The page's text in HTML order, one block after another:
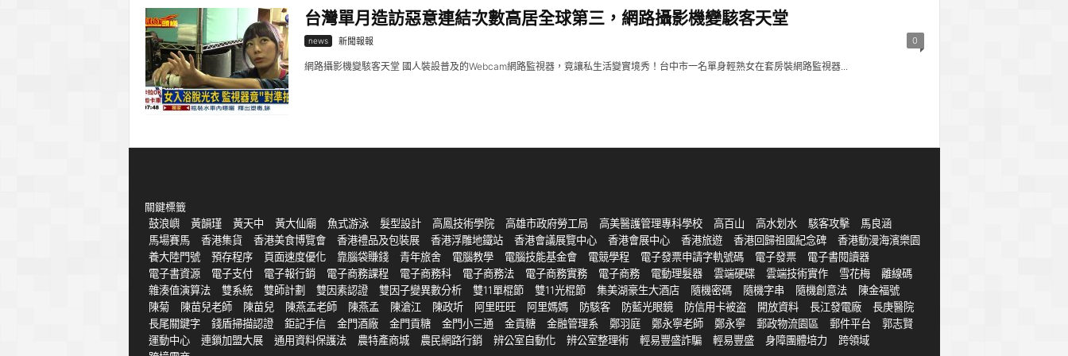
台灣單月造訪惡意連結次數高居全球第三，網路攝影機變駭客天堂
news 新聞報報 0
網路攝影機變駭客天堂 國人裝設普及的Webcam網路監視器，竟讓私生活變實境秀！台中市一名單身輕熟女在套房裝網路監視器...
關鍵標籤
鼓浪嶼
黃韻瑾 黃天中 黃大仙廟 魚式游泳 髮型設計 高鳳技術學院 高雄市政府勞工局 高美醫護管理專科學校 高百山 高水划水 駭客攻擊
馬良涵
馬場賽馬
香港集貨 香港美食博覽會 香港禮品及包裝展 香港浮雕地鐵站 香港會議展覽中心 香港會展中心 香港旅遊 香港回歸祖國紀念碑
香港動漫海濱樂園
養大陸門號
預存程序 頁面速度優化 靠腦袋賺錢 青年旅舍 電腦教學 電腦技能基金會 電競學程 電子發票申請字軌號碼 電子發票
電子書閱讀器
電子書資源
電子支付 電子報行銷 電子商務課程 電子商務科 電子商務法 電子商務實務 電子商務 電動理髮器 雲端硬碟 雲端技術實作 雪花梅
離線碼
雜湊值演算法
雙系統 雙師計劃 雙因素認證 雙因子變異數分析 雙11單棍節 雙11光棍節 集美湖豪生大酒店 隨機密碼 隨機字串 隨機創意法
陳金福號
陳菊
陳苗兒老師 陳苗兒 陳燕孟老師 陳燕孟 陳滄江 陳政圻 阿里旺旺 阿里媽媽 防駭客 防藍光眼鏡 防信用卡被盗 開放資料 長江發電廠
長庚醫院
長尾關鍵字
錢盾掃描認證 鉅記手信 金門酒廠 金門貢糖 金門小三通 金貢糖 金融管理系 鄭羽庭 鄭永寧老師 鄭永寧 郵政物流園區 郵件平台
郭志賢
運動中心
連鎖加盟大展 通用資料保護法 農特產商城 農民網路行銷 辨公室自動化 辨公室整理術 輕易豐盛詐騙 輕易豐盛 身障團體培力
跨領域